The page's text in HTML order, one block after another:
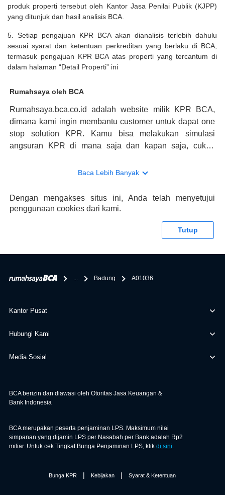
produk properti tersebut oleh Kantor Jasa Penilai Publik (KJPP)
yang ditunjuk dan hasil analisis BCA.
5. Setiap pengajuan KPR BCA akan dianalisis terlebih dahulu
sesuai syarat dan ketentuan perkreditan yang berlaku di BCA,
termasuk pengajuan KPR BCA atas properti yang tercantum di
dalam halaman “Detail Properti” ini
Rumahsaya oleh BCA
Rumahsaya.bca.co.id adalah website milik KPR BCA,
dimana kami ingin membantu customer untuk dapat one
stop solution KPR. Kamu bisa melakukan simulasi
angsuran KPR di mana saja dan kapan saja, cukup
konsultasi mengenai KPR, maka ada layanan live chat
memberikan keuntungan yang berlipat, persyaratan
pengajuan KPR BCA juga sangat mudah, kamu bisa cek
tentang properti disini BCA hanya sebagai pihak
bertanggung jawab terhadap informasi yang rekanan
Baca Lebih Banyak
Dengan mengakses situs ini, Anda telah menyetujui
penggunaan cookies dari kami.
Tutup
... Badung A01036
Kantor Pusat
Hubungi Kami
Media Sosial
BCA berizin dan diawasi oleh Otoritas Jasa Keuangan &
Bank Indonesia
BCA merupakan peserta penjaminan LPS. Maksimum nilai
simpanan yang dijamin LPS per Nasabah per Bank adalah Rp2
miliar. Untuk cek Tingkat Bunga Penjaminan LPS, klik di sini.
Bunga KPR | Kebijakan | Syarat & Ketentuan